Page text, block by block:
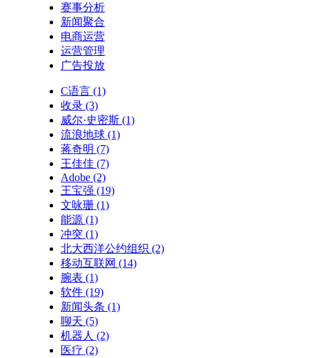
赛事分析
新闻聚合
电商运营
运营管理
广告投放
C语言 (1)
收录 (3)
威尔·史密斯 (1)
流浪地球 (1)
蒋奇明 (7)
王佳佳 (7)
Adobe (2)
王宝强 (19)
文咏珊 (1)
能源 (1)
冲突 (1)
北大西洋公约组织 (2)
移动互联网 (14)
腕表 (1)
软件 (19)
新闻头条 (1)
聊天 (5)
机器人 (2)
医疗 (2)